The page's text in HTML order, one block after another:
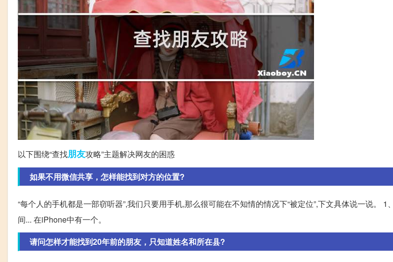
以下围绕“查找朋友攻略”主题解决网友的困惑
如果不用微信共享，怎样能找到对方的位置?
“每个人的手机都是一部窃听器”,我们只要用手机,那么很可能在不知情的情况下“被定位”,下文具体说一说。 1
间... 在iPhone中有一个。
请问怎样才能找到20年前的朋友，只知道姓名和所在县?